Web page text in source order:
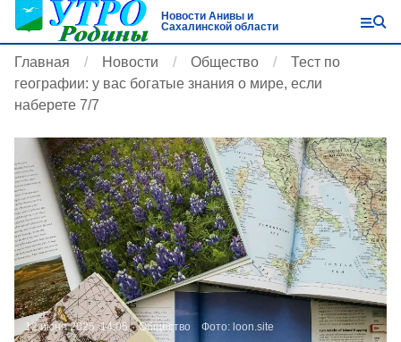
Новости Анивы и
Сахалинской области
Главная Новости Общество
Тест по
географии: у вас богатые знания о мире, если
наберете 7/7
12 июня 2025, 14:05 Общество Фото: loon.site